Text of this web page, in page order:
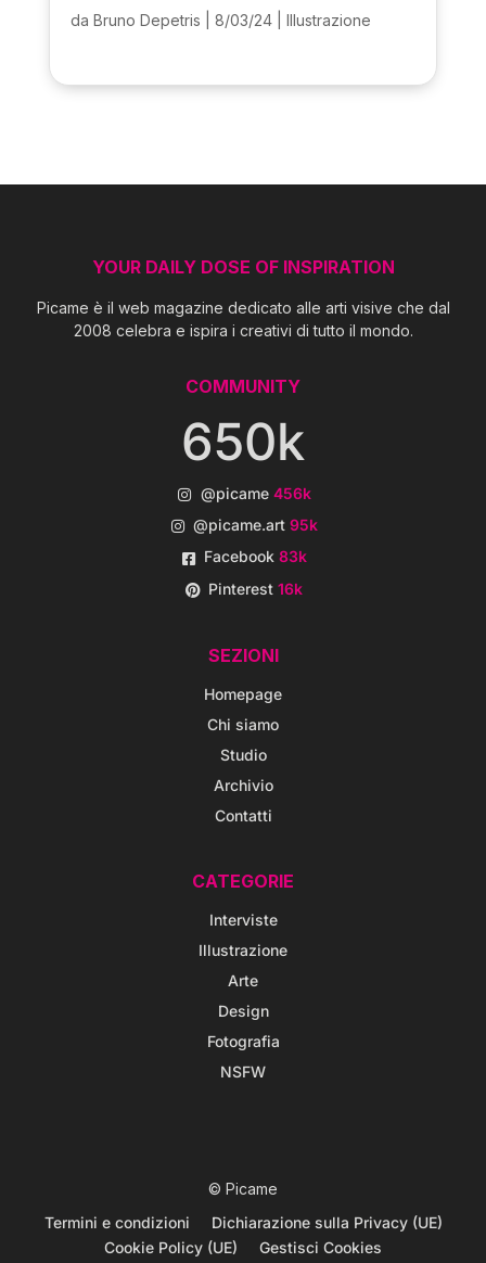
da Bruno Depetris 8/03/24| Illustrazione
YOUR DAILY DOSE OF INSPIRATION
Picame è il web magazine dedicato alle arti visive che dal
2008 celebra e ispira i creativi di tutto il mondo.
COMMUNITY
650k
@picame 456k
@picame.art95k
Facebook83k
Pinterest16k
SEZIONI
Homepage
Chi siamo
Studio
Archivio
Contatti
CATEGORIE
Interviste
Illustrazione
Arte
Design
Fotografia
NSFW
© Picame
Termini e condizioni
Dichiarazione sulla Privacy (UE)
Cookie Policy (UE)
Gestisci Cookies